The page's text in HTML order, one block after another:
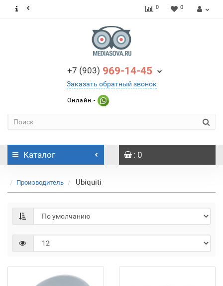
0 0
+7 (903) 969-14-45
Заказать обратный звонок
Онлайн -
Каталог : 0
Производитель Ubiquiti